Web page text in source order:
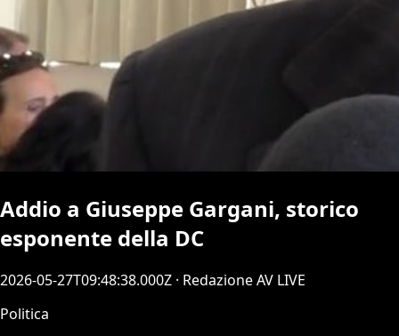
Addio a Giuseppe Gargani, storico
esponente della DC
2026-05-27T09:48:38.000Z · Redazione AV LIVE
Politica